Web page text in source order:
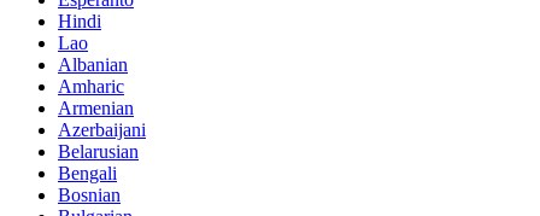
Hindi
Lao
Albanian
Amharic
Armenian
Azerbaijani
Belarusian
Bengali
Bosnian